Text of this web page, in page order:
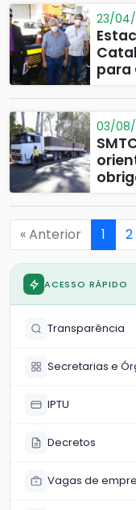
23/04/
para
03/08/
« Anterior 1 2
ACESSO RÁPIDO
Transparência
Secretarias e
IPTU
Decretos
Vagas de